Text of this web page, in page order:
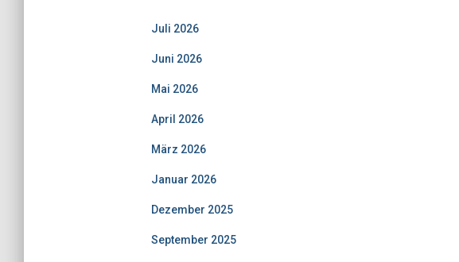
Juli 2026
Juni 2026
Mai 2026
April 2026
März 2026
Januar 2026
Dezember 2025
September 2025